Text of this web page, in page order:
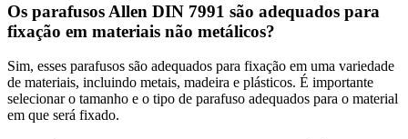
Os parafusos Allen DIN 7991 são adequados para
fixação em materiais não metálicos?
Sim, esses parafusos são adequados para fixação em uma variedade
de materiais, incluindo metais, madeira e plásticos. É importante
selecionar o tamanho e o tipo de parafuso adequados para o material
em que será fixado.